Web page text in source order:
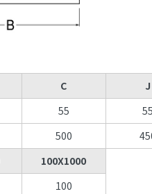
C
J
55
500
100X1000
100